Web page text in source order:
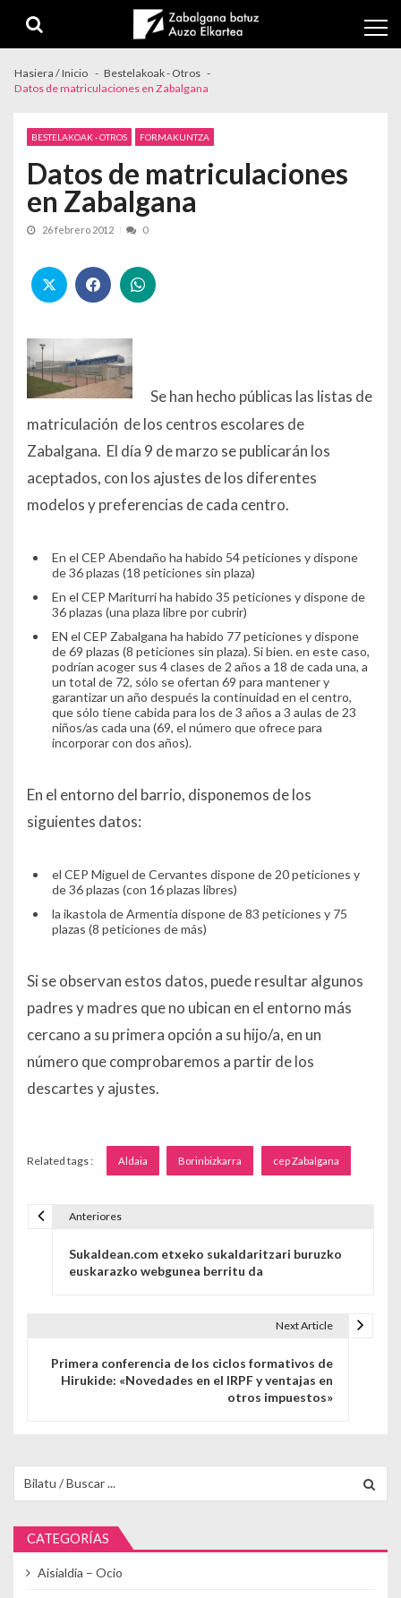
Hasiera / Inicio
Bestelakoak - Otros
Datos de matriculaciones en Zabalgana
BESTELAKOAK - OTROS FORMAKUNTZA
Datos de matriculaciones
en Zabalgana
26 febrero 2012 0
Se han hecho públicas las listas de
matriculación de los centros escolares de
Zabalgana. El día 9 de marzo se publicarán los
aceptados, con los ajustes de los diferentes
modelos y preferencias de cada centro.
En el CEP Abendaño ha habido 54 peticiones y dispone
de 36 plazas (18 peticiones sin plaza)
En el CEP Mariturri ha habido 35 peticiones y dispone de
36 plazas (una plaza libre por cubrir)
EN el CEP Zabalgana ha habido 77 peticiones y dispone
de 69 plazas (8 peticiones sin plaza). Si bien. en este caso,
podrían acoger sus 4 clases de 2 años a 18 de cada una, a
un total de 72, sólo se ofertan 69 para mantener y
garantizar un año después la continuidad en el centro,
que sólo tiene cabida para los de 3 años a 3 aulas de 23
niños/as cada una (69, el número que ofrece para
incorporar con dos años).
En el entorno del barrio, disponemos de los
siguientes datos:
el CEP Miguel de Cervantes dispone de 20 peticiones y
de 36 plazas (con 16 plazas libres)
la ikastola de Armentia dispone de 83 peticiones y 75
plazas (8 peticiones de más)
Si se observan estos datos, puede resultar algunos
padres y madres que no ubican en el entorno más
cercano a su primera opción a su hijo/a, en un
número que comprobaremos a partir de los
descartes y ajustes.
Related tags : Aldaia Borinbizkarra cep Zabalgana
Anteriores
Sukaldean.com etxeko sukaldaritzari buruzko
euskarazko webgunea berritu da
Next Article
Primera conferencia de los ciclos formativos de
Hirukide: «Novedades en el IRPF y ventajas en
otros impuestos»
CATEGORÍAS
Aisialdia – Ocio